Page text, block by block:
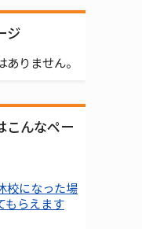
ジ
りません。
こんなペー
校になった場
もらえます